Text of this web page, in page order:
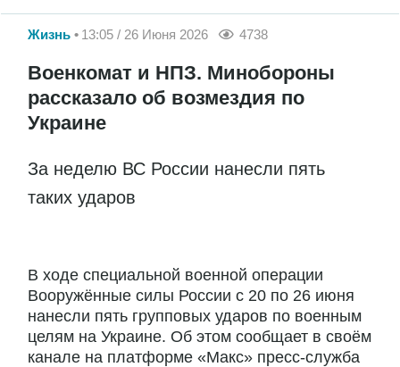
Жизнь 13:05 / 26 Июня 2026 4738
Военкомат и НПЗ. Минобороны
рассказало об возмездия по
Украине
За неделю ВС России нанесли пять
таких ударов
В ходе специальной военной операции
Вооружённые силы России с 20 по 26 июня
нанесли пять групповых ударов по военным
целям на Украине. Об этом сообщает в своём
канале на платформе «Макс» пресс-служба